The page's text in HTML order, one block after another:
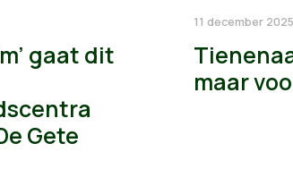
gaat dit
Gete
11 december 2025
maar